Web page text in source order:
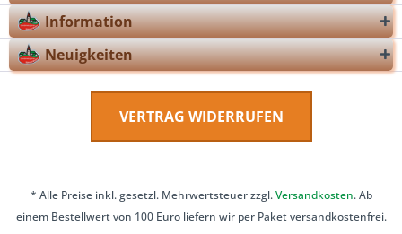
Information
Neuigkeiten
VERTRAG WIDERRUFEN
* Alle Preise inkl. gesetzl. Mehrwertsteuer zzgl.Versandkosten. Ab
einem Bestellwert von 100 Euro liefern wir per Paket versandkostenfrei.